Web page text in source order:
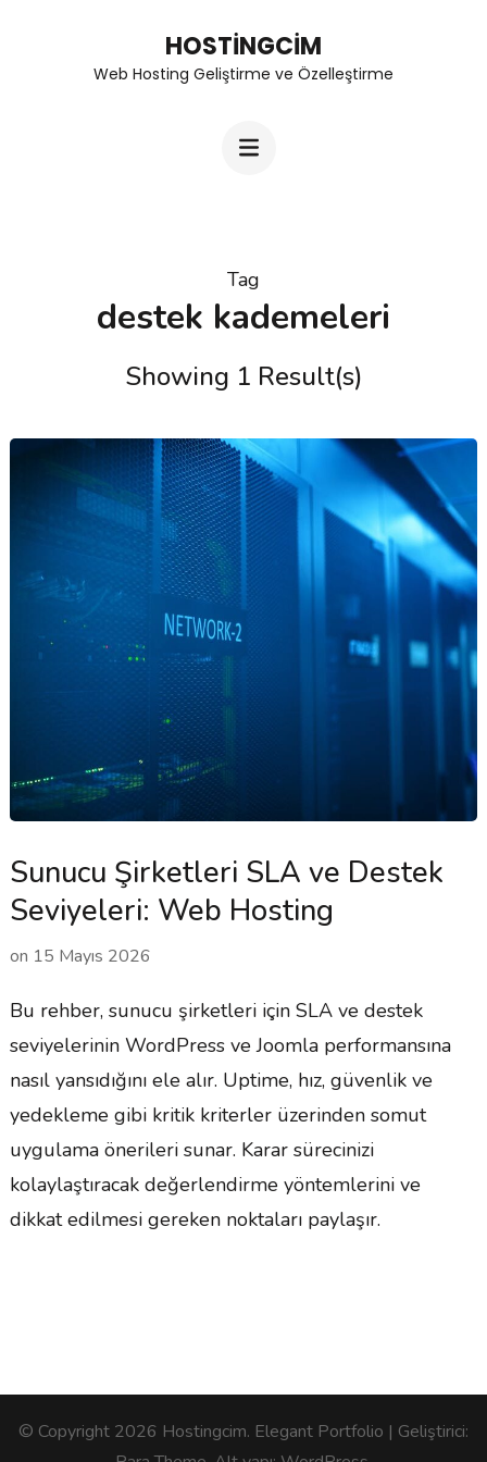
HOSTINGCIM
Web Hosting Geliştirme ve Özelleştirme
Tag
destek kademeleri
Showing 1 Result(s)
Sunucu Şirketleri SLA ve Destek
Seviyeleri: Web Hosting
on 15 Mayıs 2026
Bu rehber, sunucu şirketleri için SLA ve destek
seviyelerinin WordPress ve Joomla performansına
nasıl yansıdığını ele alır. Uptime, hız, güvenlik ve
yedekleme gibi kritik kriterler üzerinden somut
uygulama önerileri sunar. Karar sürecinizi
kolaylaştıracak değerlendirme yöntemlerini ve
dikkat edilmesi gereken noktaları paylaşır.
© Copyright 2026 Hostingcim. Elegant Portfolio | Geliştirici: